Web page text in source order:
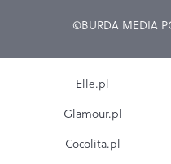
©BURDA MEDIA
Elle.pl
Glamour.pl
Cocolita.pl